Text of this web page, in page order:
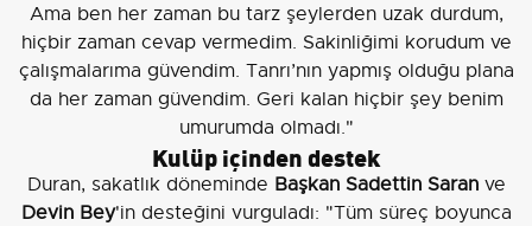
Ama ben her zaman bu tarz şeylerden uzak durdum,
hiçbir zaman cevap vermedim. Sakinliğimi korudum ve
çalışmalarıma güvendim. Tanrı’nın yapmış olduğu plana
da her zaman güvendim. Geri kalan hiçbir şey benim
umurumda olmadı."
Kulüp içinden destek
Duran, sakatlık döneminde Başkan Sadettin Saranve
Devin Bey'in desteğini vurguladı: "Tüm süreç boyunca